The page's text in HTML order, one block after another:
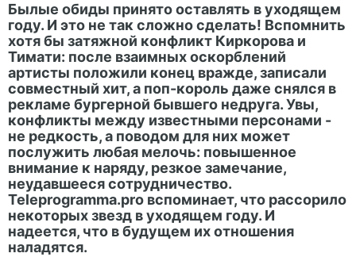
Былые обиды принято оставлять в уходящем
году. И это не так сложно сделать! Вспомнить
хотя бы затяжной конфликт Киркорова и
Тимати: после взаимных оскорблений
артисты положили конец вражде, записали
совместный хит, а поп-король даже снялся в
рекламе бургерной бывшего недруга. Увы,
конфликты между известными персонами -
не редкость, а поводом для них может
послужить любая мелочь: повышенное
внимание к наряду, резкое замечание,
неудавшееся сотрудничество.
Teleprogramma.pro вспоминает, что рассорило
некоторых звезд в уходящем году. И
надеется, что в будущем их отношения
наладятся.